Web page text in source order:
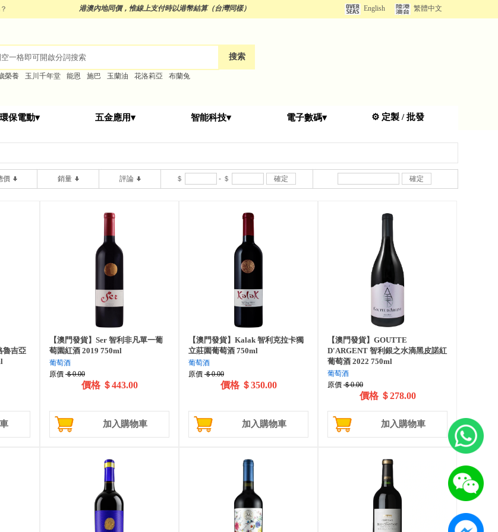
English 繁體中文
港澳內地同價， 惟線上支付時以港幣結算（台灣同樣）
搜索
榮養 玉川千年堂 能恩 施巴 玉蘭油 花洛莉亞 布蘭兔
環保電動▾ 五金應用▾ 智能科技▾ 電子數碼▾ ⚙️ 定製 / 批發
價 銷量 評論 ＄ - ＄ 確定 確定
魯吉亞
【澳門發貨】Ser 智利非凡單一葡
萄園紅酒 2019 750ml
葡萄酒
原價 ＄0.00
價格 ＄443.00
加入購物車
【澳門發貨】Kalak 智利克拉卡獨
立莊園葡萄酒 750ml
葡萄酒
原價 ＄0.00
價格 ＄350.00
加入購物車
【澳門發貨】GOUTTE
D'ARGENT 智利銀之水滴黑皮諾紅
葡萄酒 2022 750ml
葡萄酒
原價 ＄0.00
價格 ＄278.00
加入購物車